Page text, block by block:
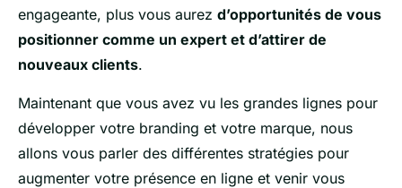
engageante, plus vous aurez d’opportunités de vous
positionner comme un expert et d’attirer de
nouveaux clients.
Maintenant que vous avez vu les grandes lignes pour
développer votre branding et votre marque, nous
allons vous parler des différentes stratégies pour
augmenter votre présence en ligne et venir vous